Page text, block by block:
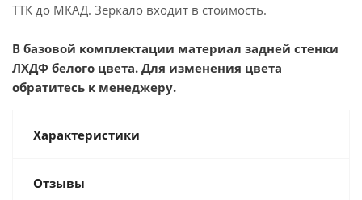
ТТК до МКАД. Зеркало входит в стоимость.
В базовой комплектации материал задней стенки
ЛХДФ белого цвета. Для изменения цвета
обратитесь к менеджеру.
Характеристики
Отзывы